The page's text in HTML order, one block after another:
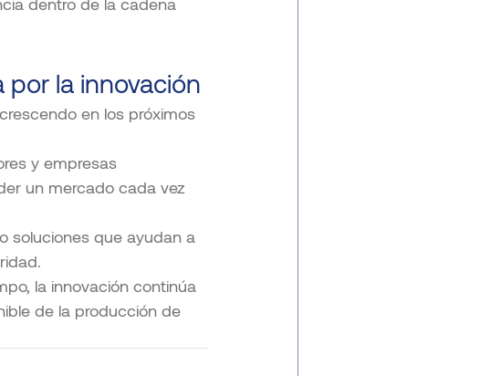
la innovación
en los próximos
y empresas
un mercado cada vez
soluciones que ayudan a
la innovación continúa
de la producción de